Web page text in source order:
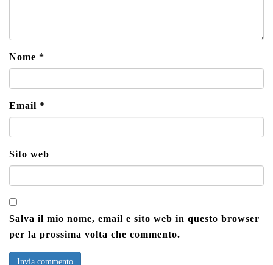
Nome *
Email *
Sito web
Salva il mio nome, email e sito web in questo browser
per la prossima volta che commento.